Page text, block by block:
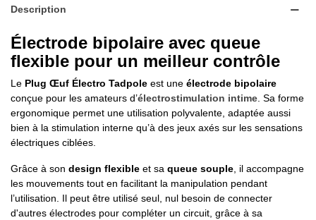
Description
Électrode bipolaire avec queue
flexible pour un meilleur contrôle
Le Plug Œuf Électro Tadpole est une électrode bipolaire
conçue pour les amateurs d’électrostimulation intime . Sa forme
ergonomique permet une utilisation polyvalente, adaptée aussi
bien à la stimulation interne qu’à des jeux axés sur les sensations
électriques ciblées.
Grâce à son design flexible et sa queue souple , il accompagne
les mouvements tout en facilitant la manipulation pendant
l’utilisation. Il peut être utilisé seul, nul besoin de connecter
d'autres électrodes pour compléter un circuit, grâce à sa